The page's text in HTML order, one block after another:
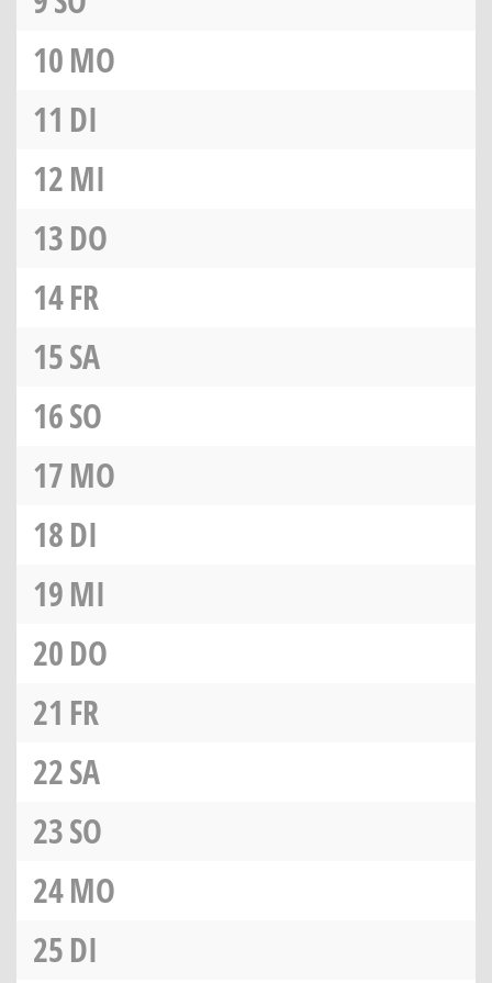
10MO
11 DI
12MI
13DO
14FR
15SA
16SO
17MO
18DI
19MI
20DO
21 FR
22SA
23SO
24MO
25DI